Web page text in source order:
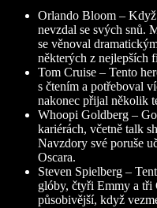
Orlando Bloom –
nevzdal se svých snů.
se věnoval
některých z nejlepších
Tom Cruise – Tento
s čtením a potřeboval
nakonec přijal několik
Whoopi Goldberg –
kariérách, včetně talk
Navzdory své poruše
Oscara.
Steven Spielberg –
glóby, čtyři Emmy a tři
působivější, když